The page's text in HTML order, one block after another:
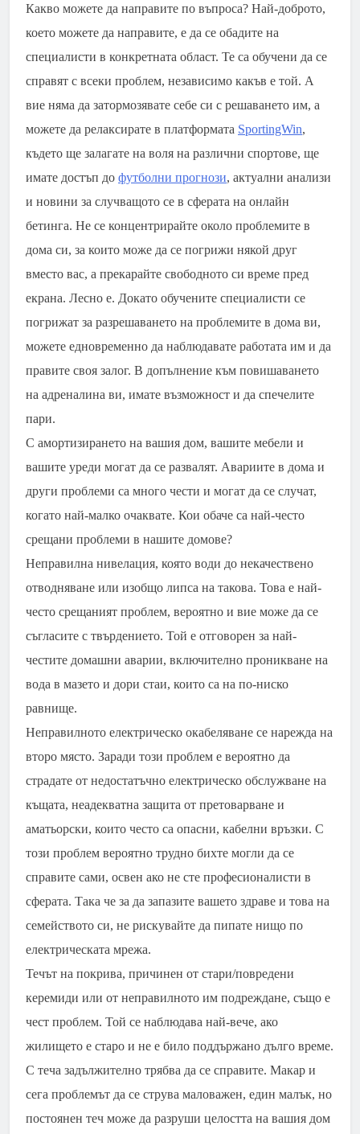
Какво можете да направите по въпроса? Най-доброто,
което можете да направите, е да се обадите на
специалисти в конкретната област. Те са обучени да се
справят с всеки проблем, независимо какъв е той. А
вие няма да затормозявате себе си с решаването им, а
можете да релаксирате в платформата SportingWin,
където ще залагате на воля на различни спортове, ще
имате достъп до футболни прогнози, актуални анализи
и новини за случващото се в сферата на онлайн
бетинга. Не се концентрирайте около проблемите в
дома си, за които може да се погрижи някой друг
вместо вас, а прекарайте свободното си време пред
екрана. Лесно е. Докато обучените специалисти се
погрижат за разрешаването на проблемите в дома ви,
можете едновременно да наблюдавате работата им и да
правите своя залог. В допълнение към повишаването
на адреналина ви, имате възможност и да спечелите
пари.
С амортизирането на вашия дом, вашите мебели и
вашите уреди могат да се развалят. Авариите в дома и
други проблеми са много чести и могат да се случат,
когато най-малко очаквате. Кои обаче са най-често
срещани проблеми в нашите домове?
Неправилна нивелация, която води до некачествено
отводняване или изобщо липса на такова. Това е най-
често срещаният проблем, вероятно и вие може да се
съгласите с твърдението. Той е отговорен за най-
честите домашни аварии, включително проникване на
вода в мазето и дори стаи, които са на по-ниско
равнище.
Неправилното електрическо окабеляване се нарежда на
второ място. Заради този проблем е вероятно да
страдате от недостатъчно електрическо обслужване на
къщата, неадекватна защита от претоварване и
аматьорски, които често са опасни, кабелни връзки. С
този проблем вероятно трудно бихте могли да се
справите сами, освен ако не сте професионалисти в
сферата. Така че за да запазите вашето здраве и това на
семейството си, не рискувайте да пипате нищо по
електрическата мрежа.
Течът на покрива, причинен от стари/повредени
керемиди или от неправилното им подреждане, също е
чест проблем. Той се наблюдава най-вече, ако
жилището е старо и не е било поддържано дълго време.
С теча задължително трябва да се справите. Макар и
сега проблемът да се струва маловажен, един малък, но
постоянен теч може да разруши целостта на вашия дом